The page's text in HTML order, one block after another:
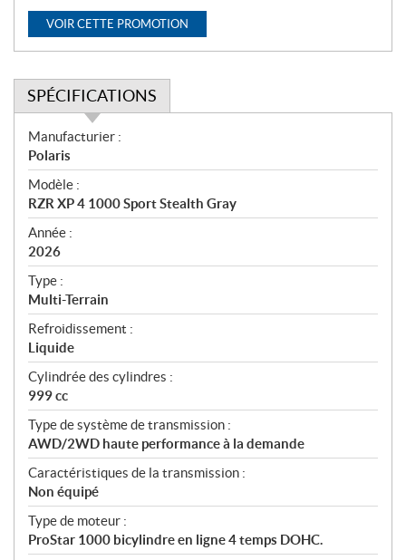
VOIR CETTE PROMOTION
SPÉCIFICATIONS
S
p
é
c
i
f
i
c
a
t
i
o
n
s
Manufacturier :
Polaris
Modèle :
RZR XP 4 1000 Sport Stealth Gray
Année :
2026
Type :
Multi-Terrain
Refroidissement :
Liquide
Cylindrée des cylindres :
999 cc
Type de système de transmission :
AWD/2WD haute performance à la demande
Caractéristiques de la transmission :
Non équipé
Type de moteur :
ProStar 1000 bicylindre en ligne 4 temps DOHC.